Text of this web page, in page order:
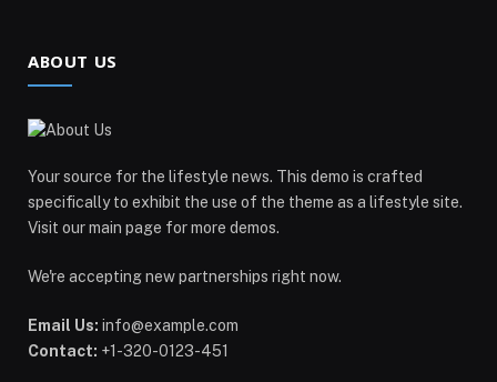
ABOUT US
Your source for the lifestyle news. This demo is crafted
specifically to exhibit the use of the theme as a lifestyle site.
Visit our main page for more demos.
We're accepting new partnerships right now.
Email Us: info@example.com
Contact: +1-320-0123-451